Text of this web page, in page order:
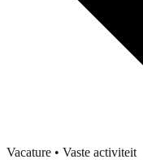
Vacature • Vaste activiteit